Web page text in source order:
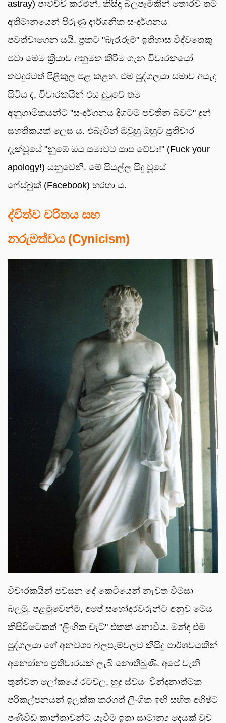
astray) පාවිච්චි කරමින්, කිසිදු බලපෑමකින් තොරව තම
අතිමානයෙන් පිරුණු දාර්ශනික සංදර්ශනය
පවත්වාගෙන යයි. ප්‍රකට "බැරෑරුම්" ඉතිහාස විද්වතෙකු
පවා මෙම ක්‍රියාව අනුමත කිරීම ගැන විචාරකයෝ
තවදුරටත් පිළිකුල පළ කළහ. එම පුද්ගලයා සමාව අයැද
සිටිය ද, විචාරකයින් එය දුටුවේ තම
අනුගාමිකයන්ට "සංදර්ශනය දිගටම පවතින බවට" දුන්
සහතිකයක් ලෙස ය. එබැවින් ඔවුහු ඔහුට ප්‍රතිචාර
දැක්වූයේ "නුඹේ ඔය සමාවට සාප වේවා!" (Fuck your
apology!) යනුවෙනි. මේ සියල්ල සිදු වූයේ
ෆේස්බුක් (Facebook) හරහා ය.
ද්විත්ව චරිතය සහ
නරුමත්වය (Cynicism)
විචාරකයින් පවසන දේ කෙටියෙන් නැවත විමසා
බලමු. පළමුවෙන්ම, අපේ සහෝදරවරුන්ට අනුව මෙය
කිසිවිටෙකත් "ලිංගික චැට්" එකක් නොවීය. මන්ද එම
පුද්ගලයා ගේ අනවශ්‍ය බලපෑම්වලට කිසිදු පාර්ශවයකින්
අන්‍යෝන්‍ය ප්‍රතිචාරයක් ලැබී නොතිබුණි. අපේ වැනි
තුන්වන ලෝකයේ රටවල, හුදු ස්වයං වින්දනාත්මක
පරිකල්පනයන් ඉලක්ක කරගත් ලිංගික ඉඟි සහිත අශිෂ්ට
පණිවිඩ කාන්තාවන්ට යැවීම ඉතා සාමාන්‍ය දෙයක් වුව